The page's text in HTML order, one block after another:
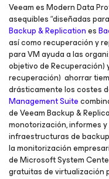
Veeam es Modern Data
asequibles “diseñadas
Backup & Replicationes
así como recuperación y
para VM ayuda a las
objetivo de Recuperación)
recuperación) ahorrar
drásticamente los costes
Management Suite
de Veeam Backup &
monotorización, informes
infraestructuras de
la monitorización
de Microsoft System
gratuitas de virtualización